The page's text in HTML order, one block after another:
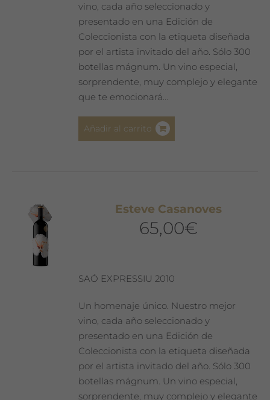
vino, cada año seleccionado y
presentado en una Edición de
Coleccionista con la etiqueta diseñada
por el artista invitado del año. Sólo 300
botellas mágnum. Un vino especial,
sorprendente, muy complejo y elegante
que te emocionará…
Añadir al carrito
Esteve Casanoves
65,00€
SAÓ EXPRESSIU 2010
Un homenaje único. Nuestro mejor
vino, cada año seleccionado y
presentado en una Edición de
Coleccionista con la etiqueta diseñada
por el artista invitado del año. Sólo 300
botellas mágnum. Un vino especial,
sorprendente, muy complejo y elegante